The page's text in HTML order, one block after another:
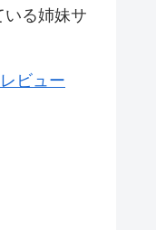
いる姉妹サ
ビュー